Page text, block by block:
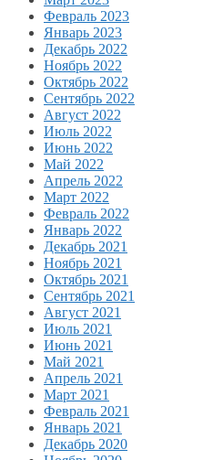
Февраль 2023
Январь 2023
Декабрь 2022
Ноябрь 2022
Октябрь 2022
Сентябрь 2022
Август 2022
Июль 2022
Июнь 2022
Май 2022
Апрель 2022
Март 2022
Февраль 2022
Январь 2022
Декабрь 2021
Ноябрь 2021
Октябрь 2021
Сентябрь 2021
Август 2021
Июль 2021
Июнь 2021
Май 2021
Апрель 2021
Март 2021
Февраль 2021
Январь 2021
Декабрь 2020